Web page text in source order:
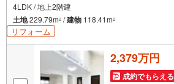
4LDK / 地上2階建
土地229.79m2 /建物 118.41m2
リフォーム
2,379万円
成約でもらえる